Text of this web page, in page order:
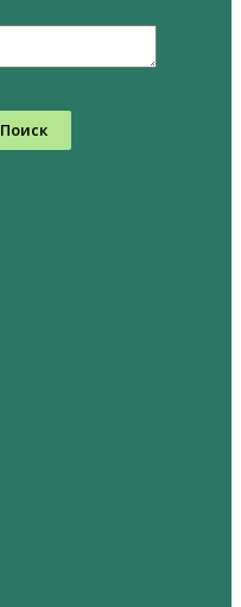
Поиск